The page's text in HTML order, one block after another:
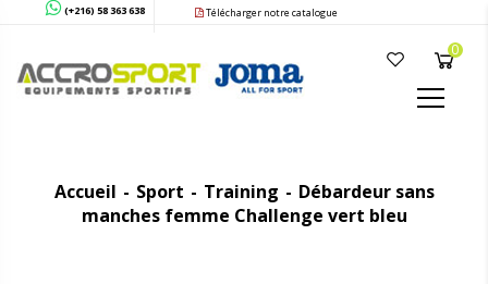
(+216) 58 363 638 Télécharger notre catalogue
0
Accueil Sport Training
Débardeur sans
manches femme Challenge vert bleu